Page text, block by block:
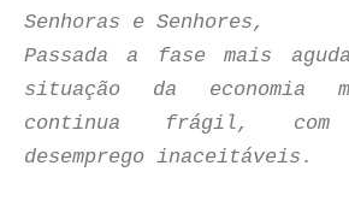
Senhoras e Senhores,
Passada a fase mais
situação da economia
continua frágil,
desemprego inaceitáveis.